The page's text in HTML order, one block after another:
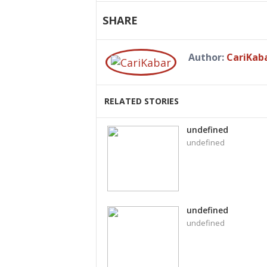
SHARE
Author:
RELATED STORIES
undefined
undefined
undefined
undefined